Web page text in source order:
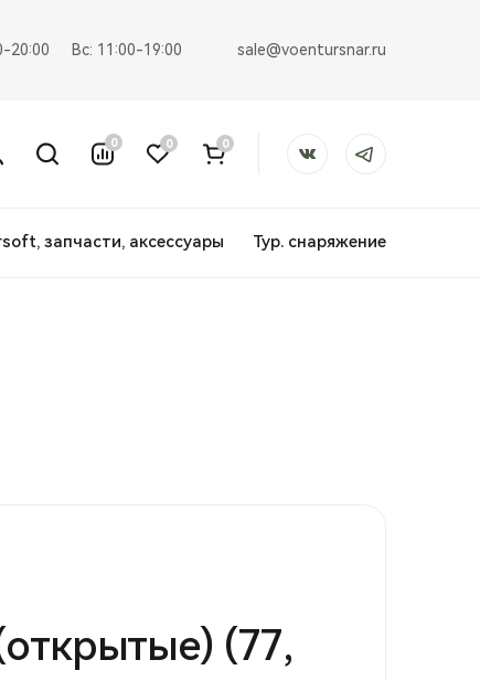
20:00 Вс: 11:00-19:00 sale@voentursnar.ru
0 0 0
запчасти, аксессуары Тур. снаряжение
(77,